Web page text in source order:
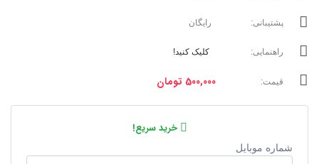
پشتیبانی: رایگان
راهنمایی: کلیک کنید!
قیمت: 500,000 تومان
خرید سریع!
شماره موبایل